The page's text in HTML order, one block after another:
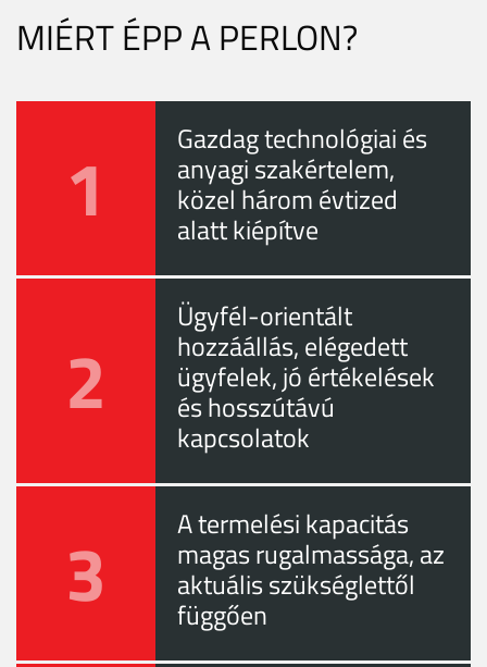
MIÉRT ÉPP A PERLON?
1 Gazdag technológiai és
anyagi szakértelem,
közel három évtized
alatt kiépítve
2
Ügyfél-orientált
hozzáállás, elégedett
ügyfelek, jó értékelések
és hosszútávú
kapcsolatok
3 A termelési kapacitás
magas rugalmassága, az
aktuális szükséglettől
függően